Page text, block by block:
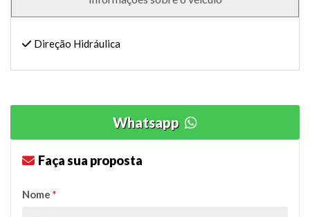
Direção Hidráulica
Whatsapp
Faça sua proposta
Nome *